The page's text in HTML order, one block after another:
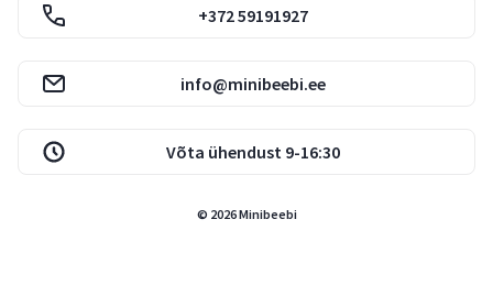
+372 59191927
info@minibeebi.ee
Võta ühendust 9-16:30
© 2026 Minibeebi